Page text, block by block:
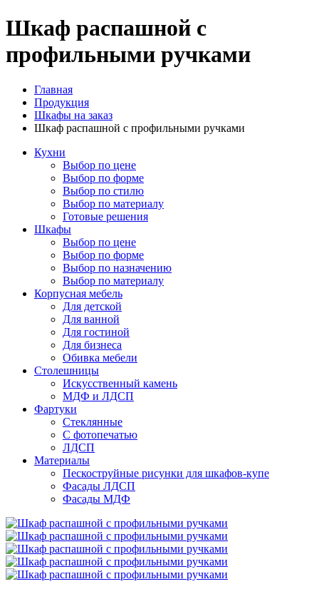
Шкаф распашной с
профильными ручками
Главная
Продукция
Шкафы на заказ
Шкаф распашной с профильными ручками
Кухни
Выбор по цене
Выбор по форме
Выбор по стилю
Выбор по материалу
Готовые решения
Шкафы
Выбор по цене
Выбор по форме
Выбор по назначению
Выбор по материалу
Корпусная мебель
Для детской
Для ванной
Для гостиной
Для бизнеса
Обивка мебели
Столешницы
Искусственный камень
МДФ и ЛДСП
Фартуки
Стеклянные
С фотопечатью
ЛДСП
Материалы
Пескоструйные рисунки для шкафов-купе
Фасады ЛДСП
Фасады МДФ